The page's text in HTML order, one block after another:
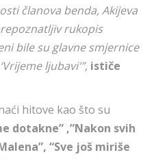
članova benda, Akijeva
rukopis
bile su glavne smjernice
ljubavi'”, ističe
hitove kao što su
dotakne” ,”Nakon svih
“Sve još miriše